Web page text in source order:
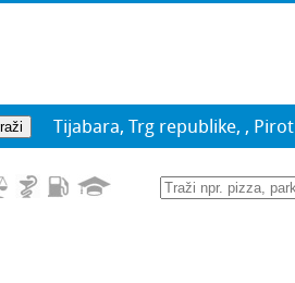
Tijabara, Trg republike, , Pirot